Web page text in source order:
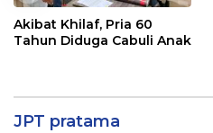
Akibat Khilaf, Pria 60
Tahun Diduga Cabuli Anak
JPT pratama